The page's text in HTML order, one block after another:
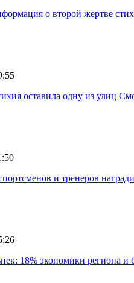
о второй жертве
оставила одну из улиц
и тренеров
18% экономики региона